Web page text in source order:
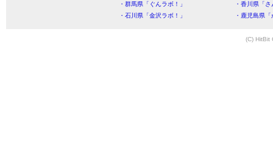
・群馬県「ぐんラボ！」
・香川県「
・石川県「金沢ラボ！」
・鹿児島県
(C) HitBit